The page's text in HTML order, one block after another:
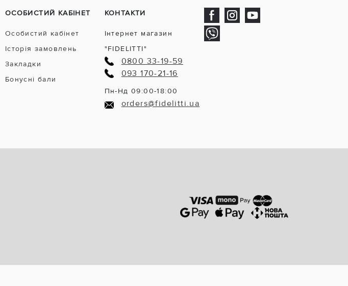
ОСОБИСТИЙ КАБІНЕТ
Особистий кабінет
Історія замовлень
Закладки
Бонусні бали
КОНТАКТИ
Інтернет магазин
"FIDELITTI"
0800 33-19-59
093 170-21-16
Пн-Нд 09:00-18:00
orders@fidelitti.ua